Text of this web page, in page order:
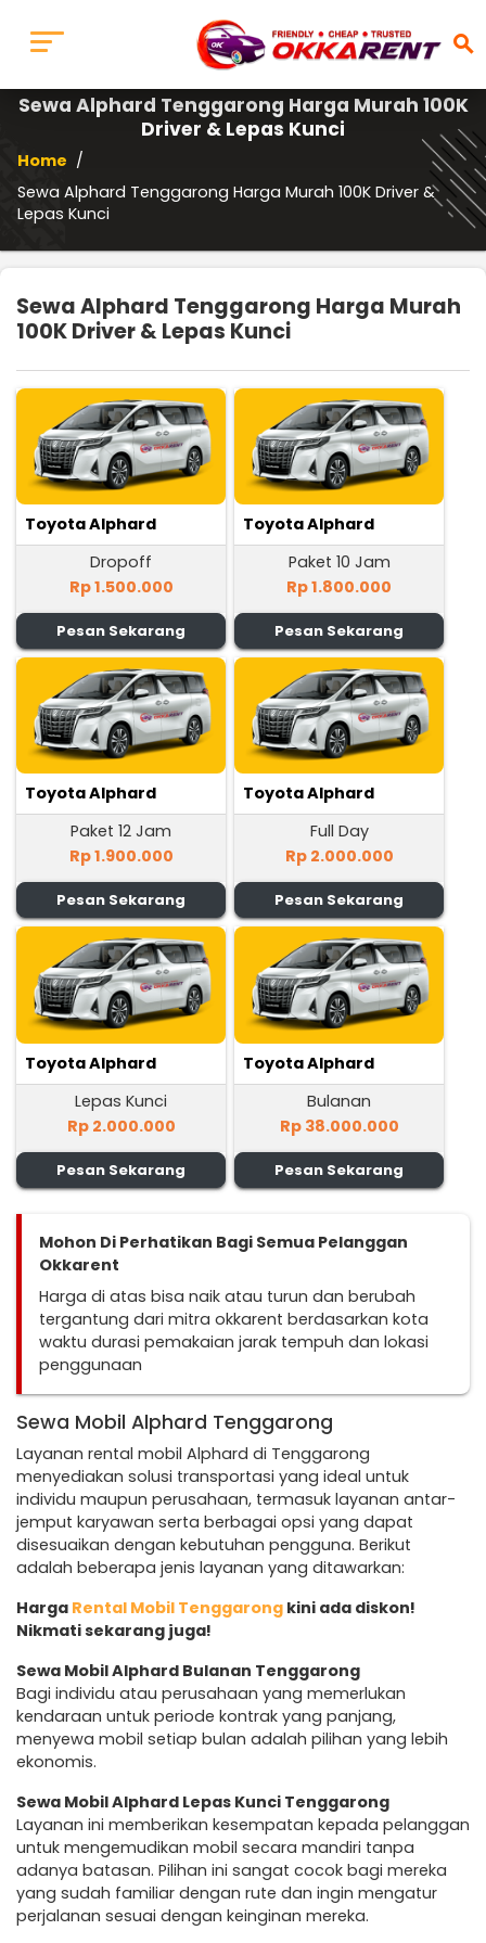
search
Sewa Alphard Tenggarong Harga Murah 100K
Driver & Lepas Kunci
Home /
Sewa Alphard Tenggarong Harga Murah 100K Driver &
Lepas Kunci
Sewa Alphard Tenggarong Harga Murah
100K Driver & Lepas Kunci
Toyota Alphard
Dropoff
Rp 1.500.000
Pesan Sekarang
Toyota Alphard
Paket 10 Jam
Rp 1.800.000
Pesan Sekarang
Toyota Alphard
Paket 12 Jam
Rp 1.900.000
Pesan Sekarang
Toyota Alphard
Full Day
Rp 2.000.000
Pesan Sekarang
Toyota Alphard
Lepas Kunci
Rp 2.000.000
Pesan Sekarang
Toyota Alphard
Bulanan
Rp 38.000.000
Pesan Sekarang
Mohon Di Perhatikan Bagi Semua Pelanggan
Okkarent
Harga di atas bisa naik atau turun dan berubah
tergantung dari mitra okkarent berdasarkan kota
waktu durasi pemakaian jarak tempuh dan lokasi
penggunaan
Sewa Mobil Alphard Tenggarong
Layanan rental mobil Alphard di Tenggarong
menyediakan solusi transportasi yang ideal untuk
individu maupun perusahaan, termasuk layanan antar-
jemput karyawan serta berbagai opsi yang dapat
disesuaikan dengan kebutuhan pengguna. Berikut
adalah beberapa jenis layanan yang ditawarkan:
Harga Rental Mobil Tenggarong kini ada diskon!
Nikmati sekarang juga!
Sewa Mobil Alphard Bulanan Tenggarong
Bagi individu atau perusahaan yang memerlukan
kendaraan untuk periode kontrak yang panjang,
menyewa mobil setiap bulan adalah pilihan yang lebih
ekonomis.
Sewa Mobil Alphard Lepas Kunci Tenggarong
Layanan ini memberikan kesempatan kepada pelanggan
untuk mengemudikan mobil secara mandiri tanpa
adanya batasan. Pilihan ini sangat cocok bagi mereka
yang sudah familiar dengan rute dan ingin mengatur
perjalanan sesuai dengan keinginan mereka.